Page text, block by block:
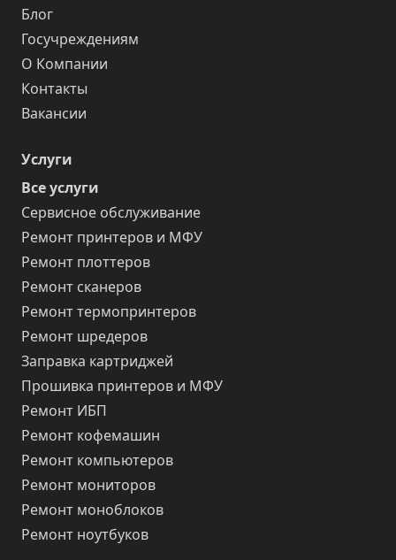
Блог
Госучреждениям
О Компании
Контакты
Вакансии
Услуги
Все услуги
Сервисное обслуживание
Ремонт принтеров и МФУ
Ремонт плоттеров
Ремонт сканеров
Ремонт термопринтеров
Ремонт шредеров
Заправка картриджей
Прошивка принтеров и МФУ
Ремонт ИБП
Ремонт кофемашин
Ремонт компьютеров
Ремонт мониторов
Ремонт моноблоков
Ремонт ноутбуков